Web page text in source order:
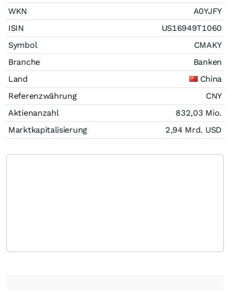
WKN
A0YJFY
ISIN
US16949T1060
Symbol
CMAKY
Branche
Banken
Land
China
Referenzwährung
CNY
Aktienanzahl
832,03 Mio.
Marktkapitalisierung
2,94 Mrd. USD